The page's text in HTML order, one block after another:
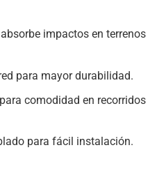
impactos en terrenos
para mayor durabilidad.
comodidad en recorridos
para fácil instalación.